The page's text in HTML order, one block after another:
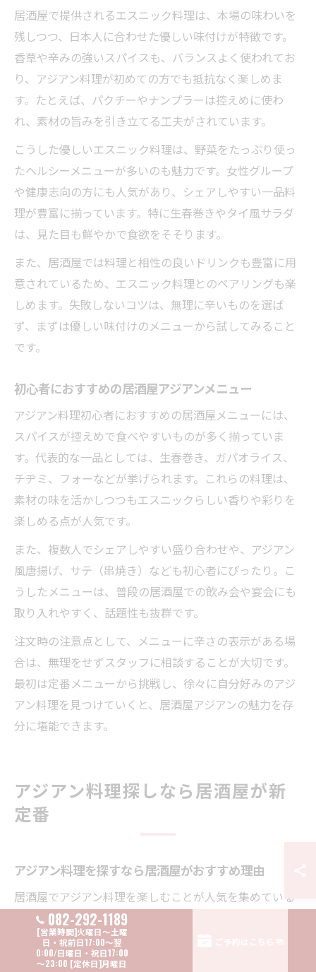
居酒屋で提供されるエスニック料理は、本場の味わいを
残しつつ、日本人に合わせた優しい味付けが特徴です。
香草や辛みの強いスパイスも、バランスよく使われてお
り、アジアン料理が初めての方でも抵抗なく楽しめま
す。たとえば、パクチーやナンプラーは控えめに使わ
れ、素材の旨みを引き立てる工夫がされています。
こうした優しいエスニック料理は、野菜をたっぷり使っ
たヘルシーメニューが多いのも魅力です。女性グループ
や健康志向の方にも人気があり、シェアしやすい一品料
理が豊富に揃っています。特に生春巻きやタイ風サラダ
は、見た目も鮮やかで食欲をそそります。
また、居酒屋では料理と相性の良いドリンクも豊富に用
意されているため、エスニック料理とのペアリングも楽
しめます。失敗しないコツは、無理に辛いものを選ば
ず、まずは優しい味付けのメニューから試してみること
です。
初心者におすすめの居酒屋アジアンメニュー
アジアン料理初心者におすすめの居酒屋メニューには、
スパイスが控えめで食べやすいものが多く揃っていま
す。代表的な一品としては、生春巻き、ガパオライス、
チヂミ、フォーなどが挙げられます。これらの料理は、
素材の味を活かしつつもエスニックらしい香りや彩りを
楽しめる点が人気です。
また、複数人でシェアしやすい盛り合わせや、アジアン
風唐揚げ、サテ（串焼き）なども初心者にぴったり。こ
うしたメニューは、普段の居酒屋での飲み会や宴会にも
取り入れやすく、話題性も抜群です。
注文時の注意点として、メニューに辛さの表示がある場
合は、無理をせずスタッフに相談することが大切です。
最初は定番メニューから挑戦し、徐々に自分好みのアジ
アン料理を見つけていくと、居酒屋アジアンの魅力を存
分に堪能できます。
アジアン料理探しなら居酒屋が新
定番
アジアン料理を探すなら居酒屋がおすすめ理由
居酒屋でアジアン料理を楽しむことが人気を集めている
理由は、手軽に本格的なスパイス体験ができる点にあり
ます。多くの居酒屋はカジュアルな雰囲気で、友人や同
僚と気軽にシェアできるメニューが豊富です。エスニッ
082-292-1189